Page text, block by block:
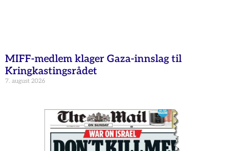
MIFF-medlem klager Gaza-innslag til
Kringkastingsrådet
7. august 2026